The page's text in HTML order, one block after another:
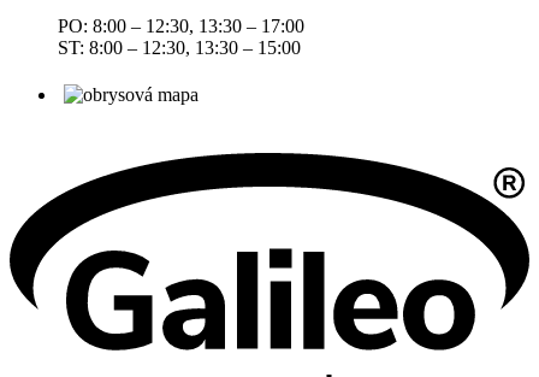
PO: 8:00 – 12:30, 13:30 – 17:00
ST: 8:00 – 12:30, 13:30 – 15:00